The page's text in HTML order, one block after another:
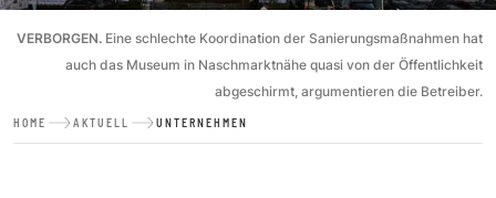
VERBORGEN. Eine schlechte Koordination der Sanierungsmaßnahmen hat
auch das Museum in Naschmarktnähe quasi von der Öffentlichkeit
abgeschirmt, argumentieren die Betreiber.
HOME AKTUELL UNTERNEHMEN